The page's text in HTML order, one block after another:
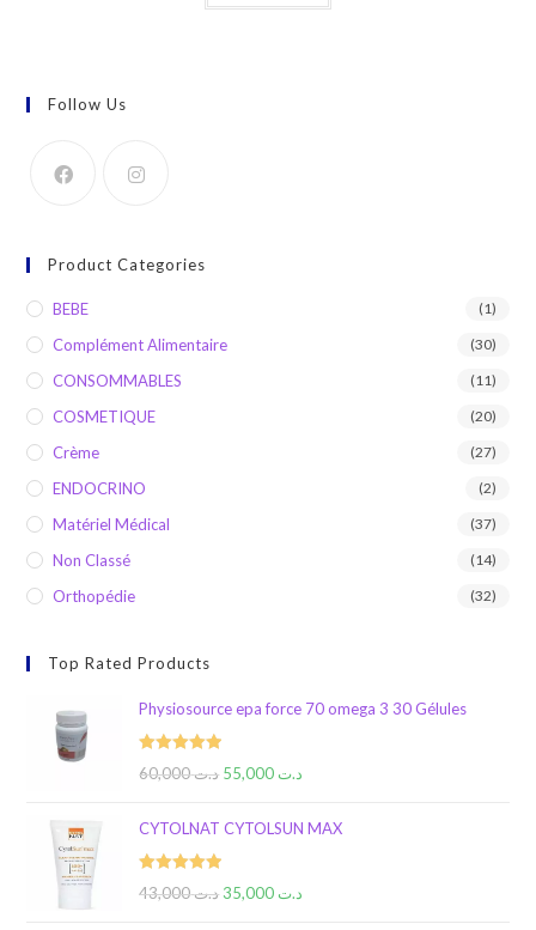
Follow Us
Product Categories
BEBE (1)
Complément Alimentaire (30)
CONSOMMABLES (11)
COSMETIQUE (20)
Crème (27)
ENDOCRINO (2)
Matériel Médical (37)
Non Classé (14)
Orthopédie (32)
Top Rated Products
Physiosource epa force 70 omega 3 30 Gélules
Rated 5.00د.ت60,000 د.ت
CYTOLNAT CYTOLSUN MAX
Rated 5.00د.ت43,000 د.ت